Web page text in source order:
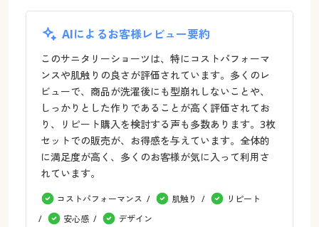
AIによるお客様レビュー要約
このサニタリーショーツは、特にコストパフォーマ
ンスや肌触りの良さが評価されています。多くのレ
ビューで、商品が洗濯後にも型崩れしないことや、
しっかりとした作りであることが高く評価されてお
り、リピート購入を検討する声も多数あります。3枚
セットでの販売が、お得感を与えています。全体的
に満足度が高く、多くのお客様が気に入って利用さ
れています。
コストパフォーマンス 肌触り
リピート
安心感
デザイン